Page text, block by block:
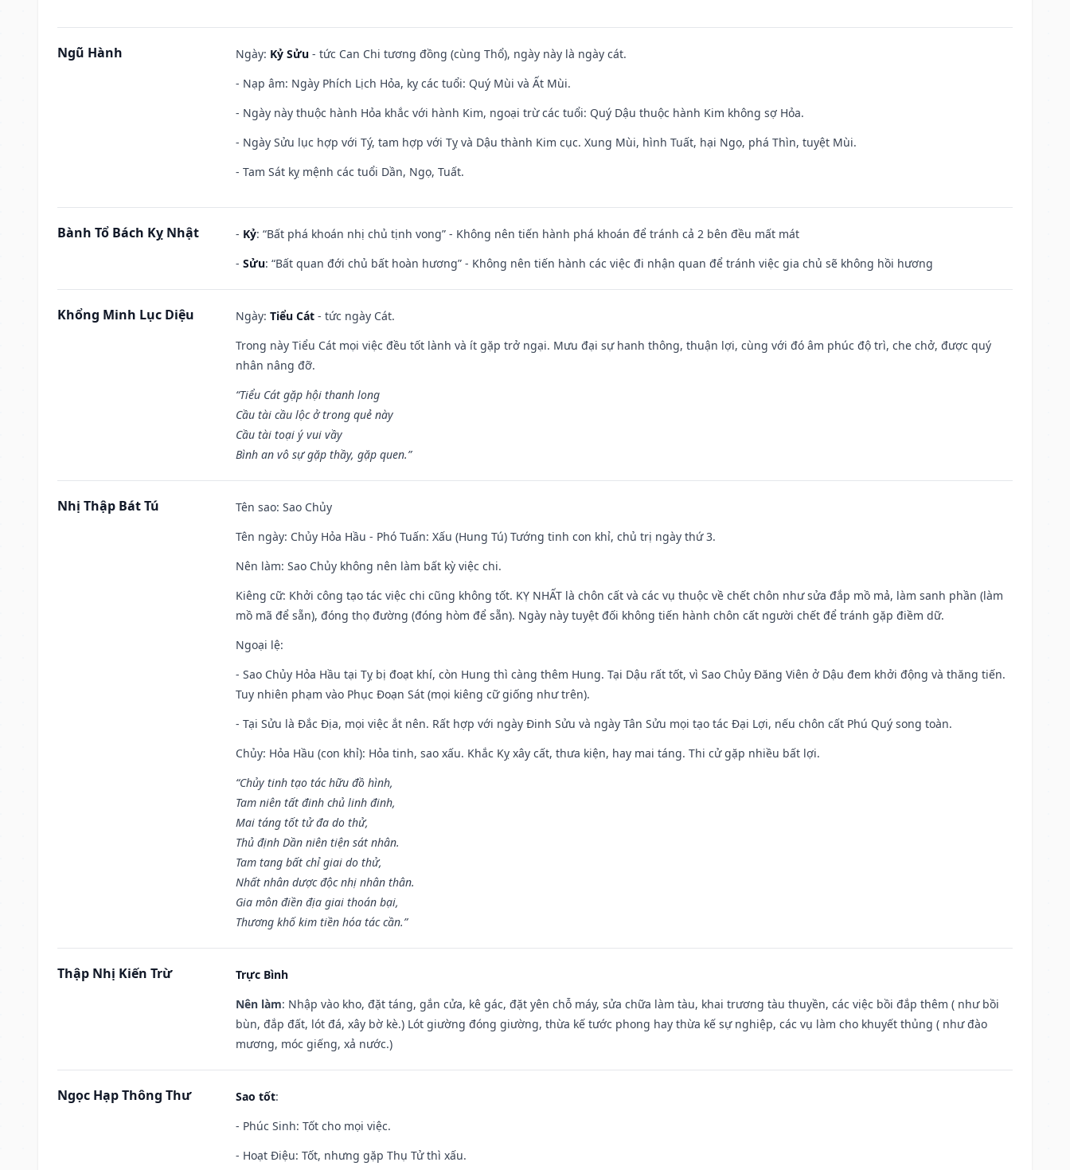
Ngũ Hành Ngày: Kỷ Sửu - tức Can Chi tương đồng (cùng Thổ), ngày này là ngày cát.
- Nạp âm: Ngày Phích Lịch Hỏa, kỵ các tuổi: Quý Mùi và Ất Mùi.
- Ngày này thuộc hành Hỏa khắc với hành Kim, ngoại trừ các tuổi: Quý Dậu thuộc hành Kim không sợ Hỏa.
- Ngày Sửu lục hợp với Tý, tam hợp với Tỵ và Dậu thành Kim cục. Xung Mùi, hình Tuất, hại Ngọ, phá Thìn, tuyệt Mùi.
- Tam Sát kỵ mệnh các tuổi Dần, Ngọ, Tuất.
Bành Tổ Bách Kỵ Nhật - Kỷ: “Bất phá khoán nhị chủ tịnh vong” - Không nên tiến hành phá khoán để tránh cả 2 bên đều mất mát
- Sửu: “Bất quan đới chủ bất hoàn hương” - Không nên tiến hành các việc đi nhận quan để tránh việc gia chủ sẽ không hồi hương
Khổng Minh Lục Diệu Ngày: Tiểu Cát - tức ngày Cát.
Trong này Tiểu Cát mọi việc đều tốt lành và ít gặp trở ngại. Mưu đại sự hanh thông, thuận lợi, cùng với đó âm phúc độ trì, che chở, được quý
nhân nâng đỡ.
“Tiểu Cát gặp hội thanh long
Cầu tài cầu lộc ở trong quẻ này
Cầu tài toại ý vui vầy
Bình an vô sự gặp thầy, gặp quen.”
Nhị Thập Bát Tú Tên sao: Sao Chủy
Tên ngày: Chủy Hỏa Hầu - Phó Tuấn: Xấu (Hung Tú) Tướng tinh con khỉ, chủ trị ngày thứ 3.
Nên làm: Sao Chủy không nên làm bất kỳ việc chi.
Kiêng cữ: Khởi công tạo tác việc chi cũng không tốt. KỴ NHẤT là chôn cất và các vụ thuộc về chết chôn như sửa đắp mồ mả, làm sanh phần (làm
mồ mã để sẵn), đóng thọ đường (đóng hòm để sẵn). Ngày này tuyệt đối không tiến hành chôn cất người chết để tránh gặp điềm dữ.
Ngoại lệ:
- Sao Chủy Hỏa Hầu tại Tỵ bị đoạt khí, còn Hung thì càng thêm Hung. Tại Dậu rất tốt, vì Sao Chủy Đăng Viên ở Dậu đem khởi động và thăng tiến.
Tuy nhiên phạm vào Phục Đoạn Sát (mọi kiêng cữ giống như trên).
- Tại Sửu là Đắc Địa, mọi việc ắt nên. Rất hợp với ngày Đinh Sửu và ngày Tân Sửu mọi tạo tác Đại Lợi, nếu chôn cất Phú Quý song toàn.
Chủy: Hỏa Hầu (con khỉ): Hỏa tinh, sao xấu. Khắc Kỵ xây cất, thưa kiện, hay mai táng. Thi cử gặp nhiều bất lợi.
“Chủy tinh tạo tác hữu đồ hình,
Tam niên tất đinh chủ linh đinh,
Mai táng tốt tử đa do thử,
Thủ định Dần niên tiện sát nhân.
Tam tang bất chỉ giai do thử,
Nhất nhân dược độc nhị nhân thân.
Gia môn điền địa giai thoán bại,
Thương khố kim tiền hóa tác cần.”
Thập Nhị Kiến Trừ
Trực Bình
Nên làm: Nhập vào kho, đặt táng, gắn cửa, kê gác, đặt yên chỗ máy, sửa chữa làm tàu, khai trương tàu thuyền, các việc bồi đắp thêm ( như bồi
bùn, đắp đất, lót đá, xây bờ kè.) Lót giường đóng giường, thừa kế tước phong hay thừa kế sự nghiệp, các vụ làm cho khuyết thủng ( như đào
mương, móc giếng, xả nước.)
Ngọc Hạp Thông Thư Sao tốt:
- Phúc Sinh: Tốt cho mọi việc.
- Hoạt Điệu: Tốt, nhưng gặp Thụ Tử thì xấu.